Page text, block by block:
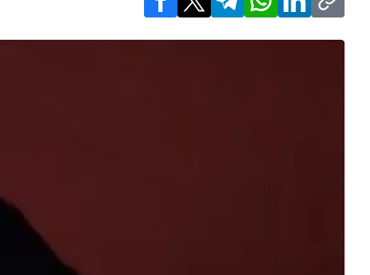
Facebook
X TelegramWhatsApp
LinkedInCopy